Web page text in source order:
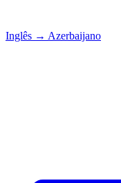
Inglês → Azerbaijano